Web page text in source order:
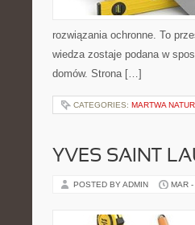
rozwiązania ochronne. To
wiedza zostaje podana w
domów. Strona […]
CATEGORIES: MARTWA
YVES SAINT
POSTED BY ADMIN MAR